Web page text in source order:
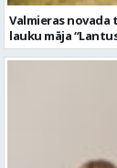
Valmieras
lauku māja